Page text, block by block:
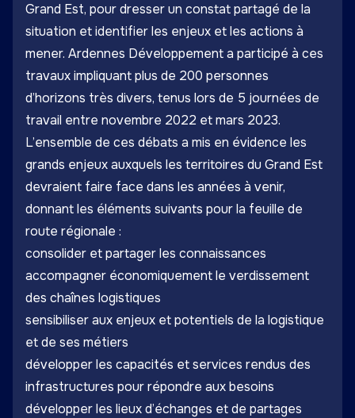
Grand Est, pour dresser un constat partagé de la
situation et identifier les enjeux et les actions à
mener. Ardennes Développement a participé à ces
travaux impliquant plus de 200 personnes
d’horizons très divers, tenus lors de 5 journées de
travail entre novembre 2022 et mars 2023.
L’ensemble de ces débats a mis en évidence les
grands enjeux auxquels les territoires du Grand Est
devraient faire face dans les années à venir,
donnant les éléments suivants pour la feuille de
route régionale :
consolider et partager les connaissances
accompagner économiquement le verdissement
des chaînes logistiques
sensibiliser aux enjeux et potentiels de la logistique
et de ses métiers
développer les capacités et services rendus des
infrastructures pour répondre aux besoins
développer les lieux d’échanges et de partages